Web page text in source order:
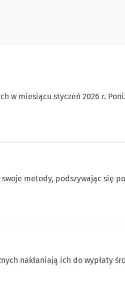
w miesiącu styczeń 2026 r.
metody, podszywając się
nakłaniają ich do wypłaty